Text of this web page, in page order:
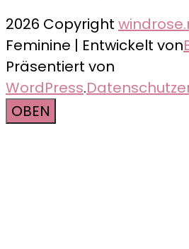
2026 Copyright
Feminine | Entwickelt von
Präsentiert von
WordPress.
OBEN